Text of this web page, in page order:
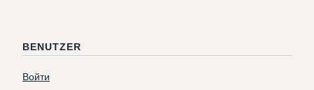
BENUTZER
Войти